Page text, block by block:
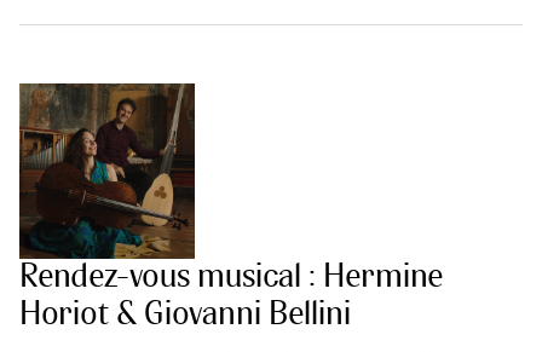
Rendez-vous musical : Hermine
Horiot & Giovanni Bellini